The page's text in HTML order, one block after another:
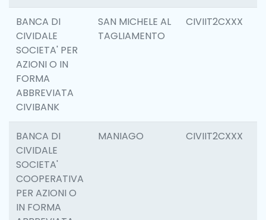
BANCA DI
CIVIDALE
SOCIETA' PER
AZIONI O IN
FORMA
ABBREVIATA
CIVIBANK
SAN MICHELE AL
TAGLIAMENTO
CIVIIT2CXXX
BANCA DI
CIVIDALE
SOCIETA'
COOPERATIVA
PER AZIONI O
IN FORMA
MANIAGO CIVIIT2CXXX